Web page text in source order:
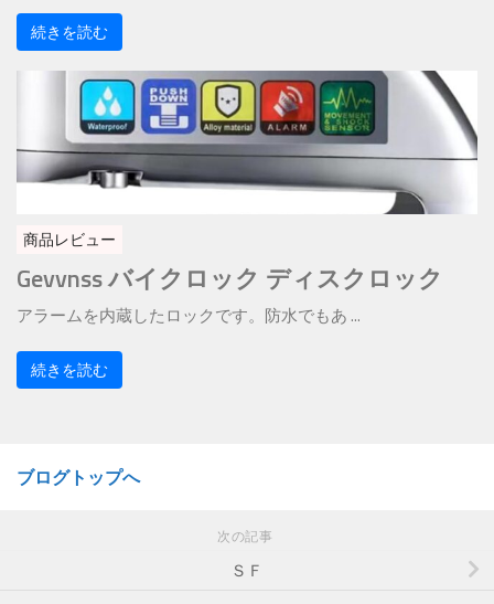
続きを読む
商品レビュー
Gevvnss バイクロック ディスクロック
アラームを内蔵したロックです。防水でもあ ...
続きを読む
ブログトップへ
次の記事
ＳＦ